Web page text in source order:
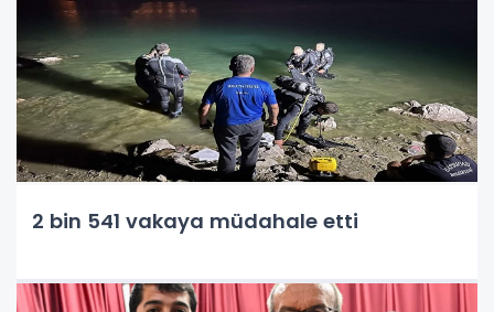
2 bin 541 vakaya müdahale etti